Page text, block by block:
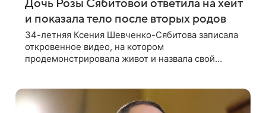
Дочь Розы Сябитовой ответила на хейт
и показала тело после вторых родов
34-летняя Ксения Шевченко-Сябитова записала
откровенное видео, на котором
продемонстрировала живот и назвала свой
сообщений, но